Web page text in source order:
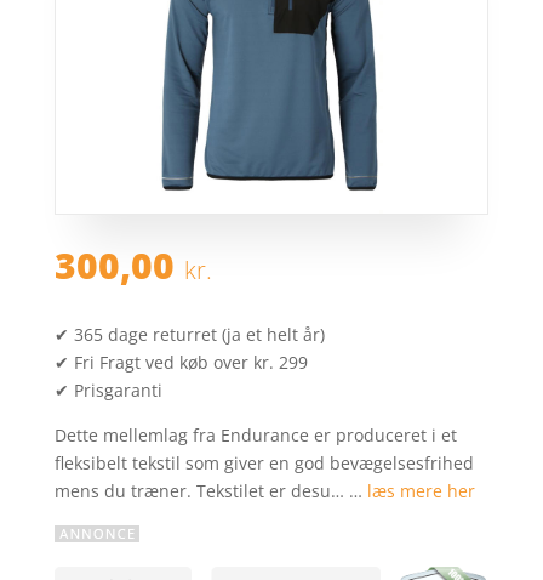
300,00 kr.
✔ 365 dage returret (ja et helt år)
✔ Fri Fragt ved køb over kr. 299
✔ Prisgaranti
Dette mellemlag fra Endurance er produceret i et
fleksibelt tekstil som giver en god bevægelsesfrihed
mens du træner. Tekstilet er desu… … læs mere her